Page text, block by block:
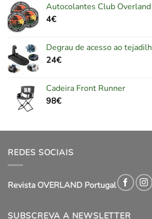
Autocolantes Club
4€
Degrau de acesso ao
24€
Cadeira Front Runner
98€
REDES SOCIAIS
Revista OVERLAND Portugal
SUBSCREVA A NEWSLETTER